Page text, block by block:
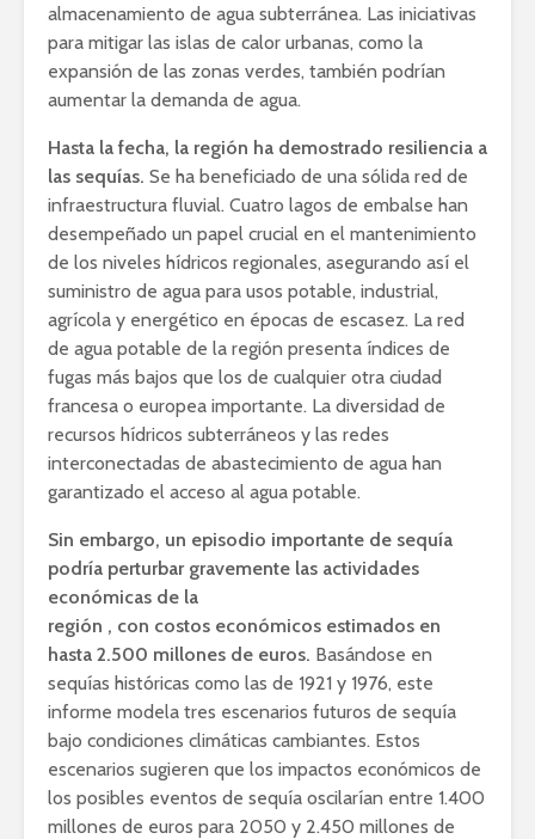
almacenamiento de agua subterránea. Las iniciativas
para mitigar las islas de calor urbanas, como la
expansión de las zonas verdes, también podrían
aumentar la demanda de agua.
Hasta la fecha, la región ha demostrado resiliencia a
las sequías. Se ha beneficiado de una sólida red de
infraestructura fluvial. Cuatro lagos de embalse han
desempeñado un papel crucial en el mantenimiento
de los niveles hídricos regionales, asegurando así el
suministro de agua para usos potable, industrial,
agrícola y energético en épocas de escasez. La red
de agua potable de la región presenta índices de
fugas más bajos que los de cualquier otra ciudad
francesa o europea importante. La diversidad de
recursos hídricos subterráneos y las redes
interconectadas de abastecimiento de agua han
garantizado el acceso al agua potable.
Sin embargo, un episodio importante de sequía
podría perturbar gravemente las actividades
económicas de la
región , con costos económicos estimados en
hasta 2.500 millones de euros. Basándose en
sequías históricas como las de 1921 y 1976, este
informe modela tres escenarios futuros de sequía
bajo condiciones climáticas cambiantes. Estos
escenarios sugieren que los impactos económicos de
los posibles eventos de sequía oscilarían entre 1.400
millones de euros para 2050 y 2.450 millones de